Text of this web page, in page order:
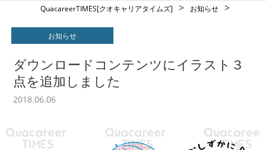
QuacareerTIMES[クオキャリアタイムズ] > お知らせ >
お知らせ
ダウンロードコンテンツにイラスト３
点を追加しました
2018.06.06